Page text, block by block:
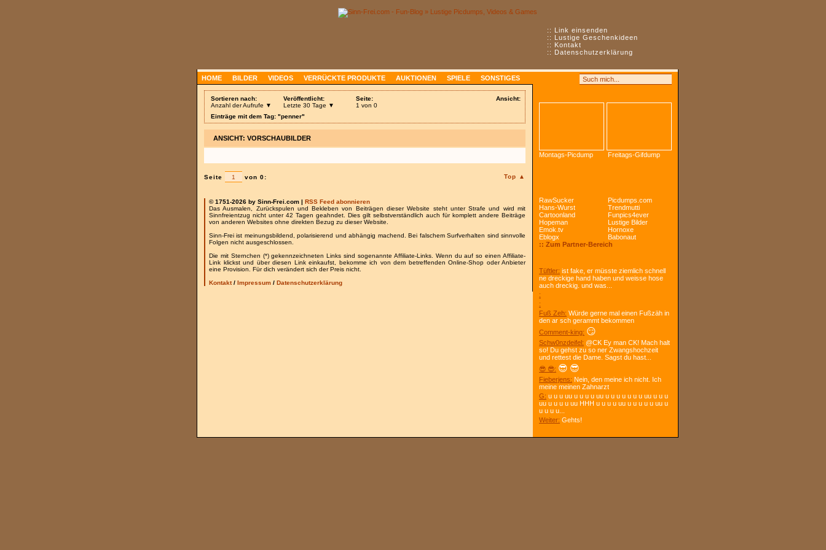
:: Link einsenden
:: Lustige Geschenkideen
:: Kontakt
:: Datenschutzerklärung
HOME BILDER VIDEOS VERRÜCKTE PRODUKTE AUKTIONEN SPIELE SONSTIGES
Ansicht:
Sortieren nach:
Anzahl der Aufrufe ▼
Veröffentlicht:
Letzte 30 Tage ▼
Seite:
1 von 0
Einträge mit dem Tag: "penner"
ANSICHT: VORSCHAUBILDER
Top ▲
Seite von 0:
© 1751-2026 by Sinn-Frei.com | RSS Feed abonnieren
Das Ausmalen, Zurückspulen und Bekleben von Beiträgen dieser Website steht unter Strafe und wird mit
Sinnfreientzug nicht unter 42 Tagen geahndet. Dies gilt selbstverständlich auch für komplett andere Beiträge
von anderen Websites ohne direkten Bezug zu dieser Website.
Sinn-Frei ist meinungsbildend, polarisierend und abhängig machend. Bei falschem Surfverhalten sind sinnvolle
Folgen nicht ausgeschlossen.
Die mit Sternchen (*) gekennzeichneten Links sind sogenannte Affiliate-Links. Wenn du auf so einen Affiliate-
Link klickst und über diesen Link einkaufst, bekomme ich von dem betreffenden Online-Shop oder Anbieter
eine Provision. Für dich verändert sich der Preis nicht.
Kontakt/ Impressum / Datenschutzerklärung
Montags-Picdump Freitags-Gifdump
RawSucker
Picdumps.com
Hans-Wurst
Trendmutti
Cartoonland
Funpics4ever
Hopeman
Lustige Bilder
Emok.tv
Hornoxe
Eblogx
Babonaut
:: Zum Partner-Bereich
Tüftler: ist fake, er müsste ziemlich schnell
ne dreckige hand haben und weisse hose
auch dreckig. und was...
:
:
Fuß Zeh: Würde gerne mal einen Fußzäh in
den ar sch gerammt bekommen
Comment-king: 😏
Schw0nzdeifel: @CK Ey man CK! Mach halt
so! Du gehst zu so ner Zwangshochzeit
und rettest die Dame. Sagst du hast...
😎 😎: 😎 😎
Fieberjens: Nein, den meine ich nicht. Ich
meine meinen Zahnarzt
G: u u u uu u u u u uu u u u u u u u uu u u u
uu u u u u uu HHH u u u u uu u u u u u uu u
u u u u...
Weiter: Gehts!